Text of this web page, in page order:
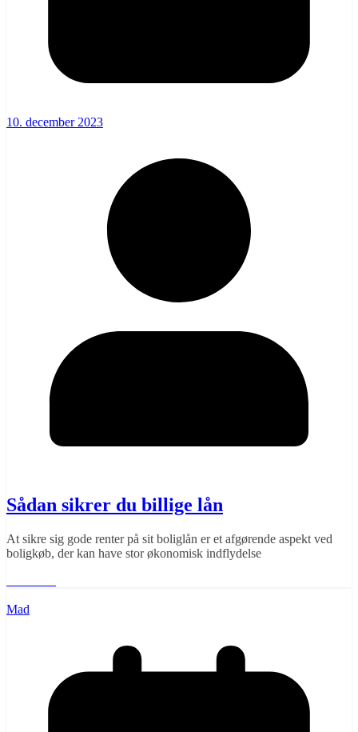
10. december 2023
Sådan sikrer du billige lån
At sikre sig gode renter på sit boliglån er et afgørende aspekt ved
boligkøb, der kan have stor økonomisk indflydelse
Mad